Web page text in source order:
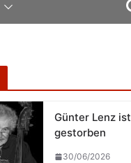
Günter Lenz ist
gestorben
30/06/2026